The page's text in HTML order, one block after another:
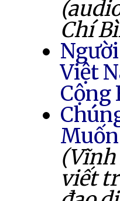
Chí
Việt
Cộng
(Vĩnh
viết